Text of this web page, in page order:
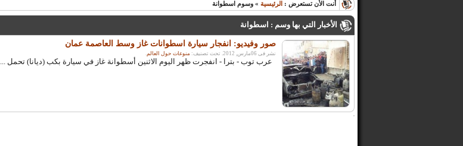
أنت الأن تستعرض : الرئيسية » وسوم اسطوانة
الأخبار التي بها وسم : اسطوانة
صور وفيديو: انفجار سيارة اسطوانات غاز وسط العاصمة عمان
نشر فى 06مارس, 2012. تحت تصنيف: منوعات حول العالم.
عرب توب - بترا - انفجرت ظهر اليوم الاثنين أسطوانة غاز في سيارة بكب (ديانا) تحمل ...